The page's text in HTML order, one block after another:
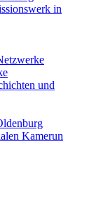
in
und
Kamerun